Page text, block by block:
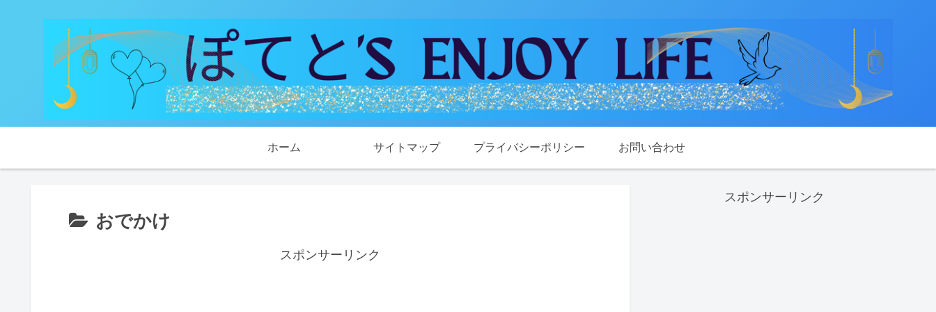
ホーム サイトマップ プライバシーポリシー お問い合わせ
おでかけ
スポンサーリンク
スポンサーリンク